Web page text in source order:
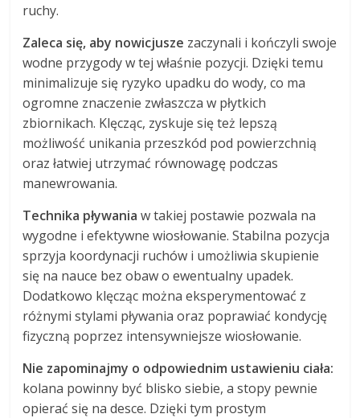
ruchy.
Zaleca się, aby nowicjusze zaczynali i kończyli swoje
wodne przygody w tej właśnie pozycji. Dzięki temu
minimalizuje się ryzyko upadku do wody, co ma
ogromne znaczenie zwłaszcza w płytkich
zbiornikach. Klęcząc, zyskuje się też lepszą
możliwość unikania przeszkód pod powierzchnią
oraz łatwiej utrzymać równowagę podczas
manewrowania.
Technika pływania w takiej postawie pozwala na
wygodne i efektywne wiosłowanie. Stabilna pozycja
sprzyja koordynacji ruchów i umożliwia skupienie
się na nauce bez obaw o ewentualny upadek.
Dodatkowo klęcząc można eksperymentować z
różnymi stylami pływania oraz poprawiać kondycję
fizyczną poprzez intensywniejsze wiosłowanie.
Nie zapominajmy o odpowiednim ustawieniu ciała:
kolana powinny być blisko siebie, a stopy pewnie
opierać się na desce. Dzięki tym prostym